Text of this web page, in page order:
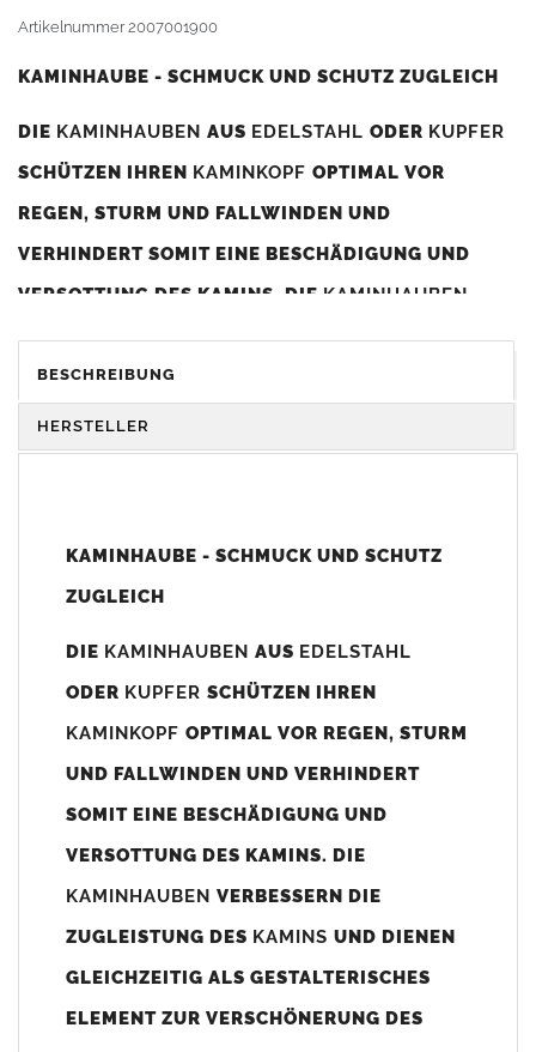
Artikelnummer2007001900
KAMINHAUBE - SCHMUCK UND SCHUTZ ZUGLEICH
DIE KAMINHAUBEN AUS EDELSTAHL ODER KUPFER
SCHÜTZEN IHREN KAMINKOPF OPTIMAL VOR
REGEN, STURM UND FALLWINDEN UND
VERHINDERT SOMIT EINE BESCHÄDIGUNG UND
VERSOTTUNG DES KAMINS. DIE KAMINHAUBEN
DIENEN GLEICHZEITIG ALS GESTALTERISCHES
ELEMENT ZUR VERSCHÖNERUNG DES BAUWERKS.
Unsere Maßangaben beziehen sich immer auf das
800mm x 740-800mm angefertigt (siehe Bild/Zeichnung unten).
angefertigt werden (bitte anfragen).
(siehe Bild/Zeichnung unten) angefertigt. Sollten die Bohrungen
nicht passen dann bitte "ohne"Bohrungen (Auswahlfeld)
bis 500mm Kaminbreite: Abstand vom Kaminrand ca.
80mm
BESCHREIBUNG
HERSTELLER
KAMINHAUBE - SCHMUCK UND SCHUTZ
ZUGLEICH
DIE KAMINHAUBEN AUS EDELSTAHL
ODER KUPFER SCHÜTZEN IHREN
KAMINKOPF OPTIMAL VOR REGEN, STURM
UND FALLWINDEN UND VERHINDERT
SOMIT EINE BESCHÄDIGUNG UND
VERSOTTUNG DES KAMINS. DIE
KAMINHAUBEN VERBESSERN DIE
ZUGLEISTUNG DES KAMINS UND DIENEN
GLEICHZEITIG ALS GESTALTERISCHES
ELEMENT ZUR VERSCHÖNERUNG DES